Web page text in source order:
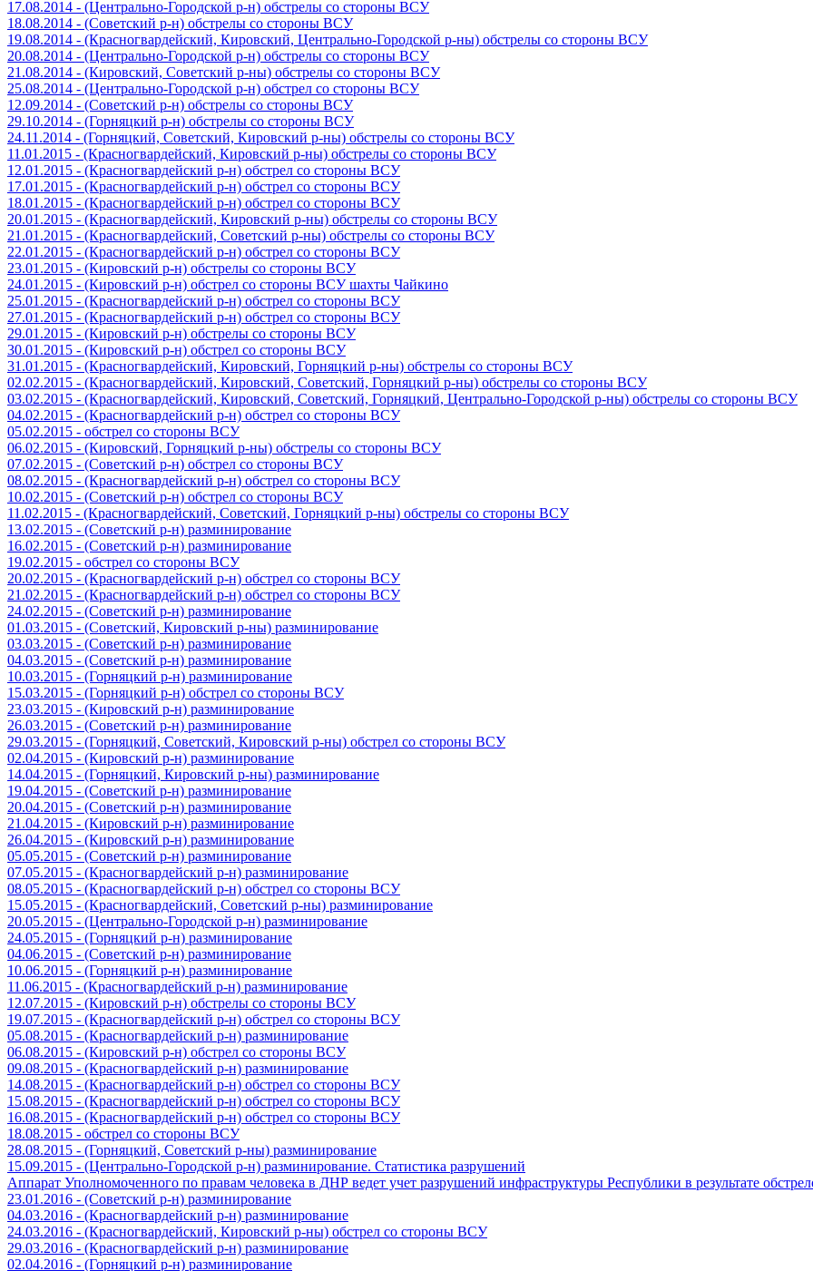
17.08.2014 - (Центрально-Городской р-н) обстрелы со стороны ВСУ
18.08.2014 - (Советский р-н) обстрелы со стороны ВСУ
19.08.2014 - (Красногвардейский, Кировский, Центрально-Городской р-ны) обстрелы со стороны ВСУ
20.08.2014 - (Центрально-Городской р-н) обстрелы со стороны ВСУ
21.08.2014 - (Кировский, Советский р-ны) обстрелы со стороны ВСУ
25.08.2014 - (Центрально-Городской р-н) обстрел со стороны ВСУ
12.09.2014 - (Советский р-н) обстрелы со стороны ВСУ
29.10.2014 - (Горняцкий р-н) обстрелы со стороны ВСУ
24.11.2014 - (Горняцкий, Советский, Кировский р-ны) обстрелы со стороны ВСУ
11.01.2015 - (Красногвардейский, Кировский р-ны) обстрелы со стороны ВСУ
12.01.2015 - (Красногвардейский р-н) обстрел со стороны ВСУ
17.01.2015 - (Красногвардейский р-н) обстрел со стороны ВСУ
18.01.2015 - (Красногвардейский р-н) обстрел со стороны ВСУ
20.01.2015 - (Красногвардейский, Кировский р-ны) обстрелы со стороны ВСУ
21.01.2015 - (Красногвардейский, Советский р-ны) обстрелы со стороны ВСУ
22.01.2015 - (Красногвардейский р-н) обстрел со стороны ВСУ
23.01.2015 - (Кировский р-н) обстрелы со стороны ВСУ
24.01.2015 - (Кировский р-н) обстрел со стороны ВСУ шахты Чайкино
25.01.2015 - (Красногвардейский р-н) обстрел со стороны ВСУ
27.01.2015 - (Красногвардейский р-н) обстрел со стороны ВСУ
29.01.2015 - (Кировский р-н) обстрелы со стороны ВСУ
30.01.2015 - (Кировский р-н) обстрел со стороны ВСУ
31.01.2015 - (Красногвардейский, Кировский, Горняцкий р-ны) обстрелы со стороны ВСУ
02.02.2015 - (Красногвардейский, Кировский, Советский, Горняцкий р-ны) обстрелы со стороны ВСУ
03.02.2015 - (Красногвардейский, Кировский, Советский, Горняцкий, Центрально-Городской р-ны) обстрелы со стороны ВСУ
04.02.2015 - (Красногвардейский р-н) обстрел со стороны ВСУ
05.02.2015 - обстрел со стороны ВСУ
06.02.2015 - (Кировский, Горняцкий р-ны) обстрелы со стороны ВСУ
07.02.2015 - (Советский р-н) обстрел со стороны ВСУ
08.02.2015 - (Красногвардейский р-н) обстрел со стороны ВСУ
10.02.2015 - (Советский р-н) обстрел со стороны ВСУ
11.02.2015 - (Красногвардейский, Советский, Горняцкий р-ны) обстрелы со стороны ВСУ
13.02.2015 - (Советский р-н) разминирование
16.02.2015 - (Советский р-н) разминирование
19.02.2015 - обстрел со стороны ВСУ
20.02.2015 - (Красногвардейский р-н) обстрел со стороны ВСУ
21.02.2015 - (Красногвардейский р-н) обстрел со стороны ВСУ
24.02.2015 - (Советский р-н) разминирование
01.03.2015 - (Советский, Кировский р-ны) разминирование
03.03.2015 - (Советский р-н) разминирование
04.03.2015 - (Советский р-н) разминирование
10.03.2015 - (Горняцкий р-н) разминирование
15.03.2015 - (Горняцкий р-н) обстрел со стороны ВСУ
23.03.2015 - (Кировский р-н) разминирование
26.03.2015 - (Советский р-н) разминирование
29.03.2015 - (Горняцкий, Советский, Кировский р-ны) обстрел со стороны ВСУ
02.04.2015 - (Кировский р-н) разминирование
14.04.2015 - (Горняцкий, Кировский р-ны) разминирование
19.04.2015 - (Советский р-н) разминирование
20.04.2015 - (Советский р-н) разминирование
21.04.2015 - (Кировский р-н) разминирование
26.04.2015 - (Кировский р-н) разминирование
05.05.2015 - (Советский р-н) разминирование
07.05.2015 - (Красногвардейский р-н) разминирование
08.05.2015 - (Красногвардейский р-н) обстрел со стороны ВСУ
15.05.2015 - (Красногвардейский, Советский р-ны) разминирование
20.05.2015 - (Центрально-Городской р-н) разминирование
24.05.2015 - (Горняцкий р-н) разминирование
04.06.2015 - (Советский р-н) разминирование
10.06.2015 - (Горняцкий р-н) разминирование
11.06.2015 - (Красногвардейский р-н) разминирование
12.07.2015 - (Кировский р-н) обстрелы со стороны ВСУ
19.07.2015 - (Красногвардейский р-н) обстрел со стороны ВСУ
05.08.2015 - (Красногвардейский р-н) разминирование
06.08.2015 - (Кировский р-н) обстрел со стороны ВСУ
09.08.2015 - (Красногвардейский р-н) разминирование
14.08.2015 - (Красногвардейский р-н) обстрел со стороны ВСУ
15.08.2015 - (Красногвардейский р-н) обстрел со стороны ВСУ
16.08.2015 - (Красногвардейский р-н) обстрел со стороны ВСУ
18.08.2015 - обстрел со стороны ВСУ
28.08.2015 - (Горняцкий, Советский р-ны) разминирование
15.09.2015 - (Центрально-Городской р-н) разминирование. Статистика разрушений
Аппарат Уполномоченного по правам человека в ДНР ведет учет разрушений инфраструктуры Республики в результате
23.01.2016 - (Советский р-н) разминирование
04.03.2016 - (Красногвардейский р-н) разминирование
24.03.2016 - (Красногвардейский, Кировский р-ны) обстрел со стороны ВСУ
29.03.2016 - (Красногвардейский р-н) разминирование
02.04.2016 - (Горняцкий р-н) разминирование